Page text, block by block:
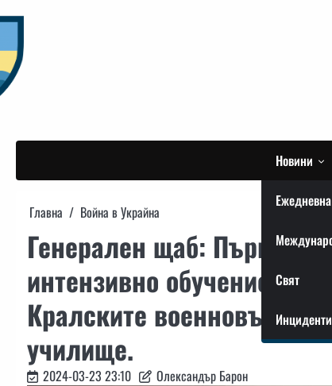
to
content
Новини
Свят
Инциденти
Главна Война в Украйна
Генерален щаб: Първите
интензивно обучение под
Кралските
училище.
2024-03-23 23:10 Олександър Барон